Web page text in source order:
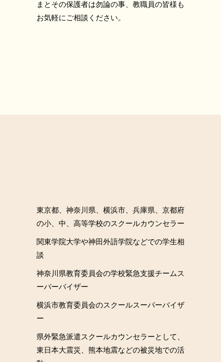
まとその保護者は勿論の事、教職員の皆様も
お気軽にご相談ください。
東京都、神奈川県、横浜市、兵庫県、京都府
の小、中、高等学校のスクールカウンセラー
関東学院大学や神田外語学院などでの学生相
談
神奈川県教育委員会の学校緊急支援チームス
ーパーバイザー
横浜市教育委員会のスクールスーパーバイザ
ー
県外緊急派遣スクールカウンセラーとして、
東日本大震災、熊本地震などの被災地での活